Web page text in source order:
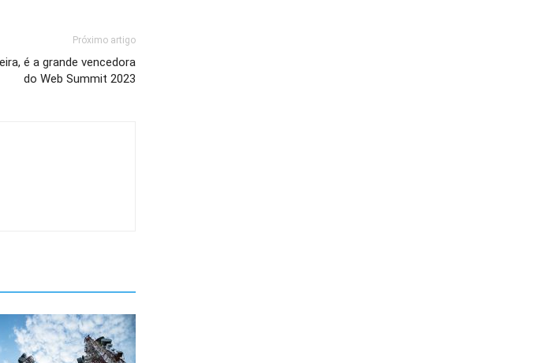
Próximo artigo
é a grande vencedora
do Web Summit 2023